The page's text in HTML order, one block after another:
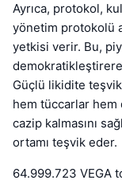
Ayrıca, protokol,
yönetim protokolü
yetkisi verir. Bu,
Güçlü likidite
hem tüccarlar hem
cazip kalmasını
ortamı teşvik eder.
64.999.723 VEGA